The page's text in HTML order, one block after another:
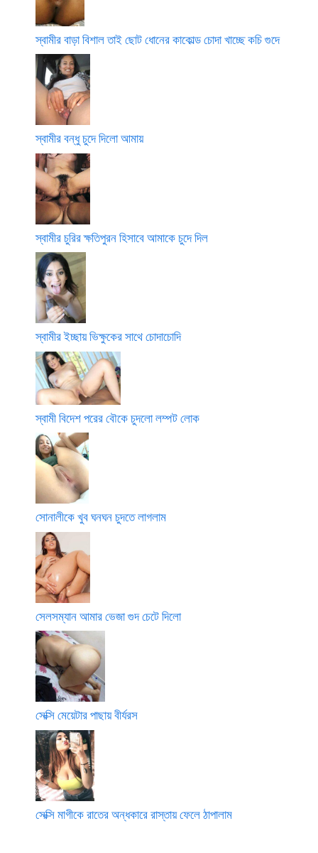
স্বামীর বাড়া বিশাল তাই ছোট ধোনের কাকোল্ড চোদা খাচ্ছে কচি গুদে
স্বামীর বন্ধু চুদে দিলো আমায়
স্বামীর চুরির ক্ষতিপুরন হিসাবে আমাকে চুদে দিল
স্বামীর ইচ্ছায় ভিক্ষুকের সাথে চোদাচোদি
স্বামী বিদেশ পরের বৌকে চুদলো লম্পট লোক
সোনালীকে খুব ঘনঘন চুদতে লাগলাম
সেলসম্যান আমার ভেজা গুদ চেটে দিলো
সেক্সি মেয়েটার পাছায় বীর্যরস
সেক্সি মাগীকে রাতের অন্ধকারে রাস্তায় ফেলে ঠাপালাম